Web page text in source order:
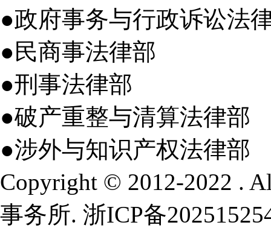
●政府事务与行政诉讼法
●民商事法律部
●刑事法律部
●破产重整与清算法律部
●涉外与知识产权法律部
Copyright © 2012-2022 .
事务所. 浙ICP备